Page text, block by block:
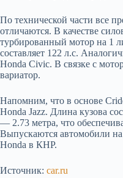
По технической части все
отличаются. В качестве
турбированный мотор на 1
составляет 122 л.с.
Honda Civic. В связке с
вариатор.
Напомним, что в основе
Honda Jazz. Длина кузова
— 2.73 метра, что
Выпускаются автомобили
Honda в КНР.
Источник: car.ru